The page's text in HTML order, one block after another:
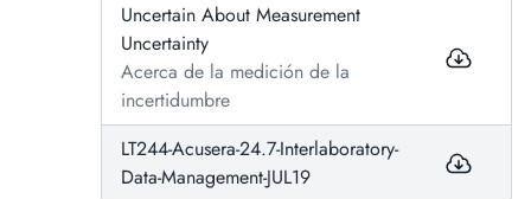
Uncertain About Measurement
Uncertainty
Acerca de la medición de la
incertidumbre
LT244-Acusera-24.7-Interlaboratory-
Data-Management-JUL19